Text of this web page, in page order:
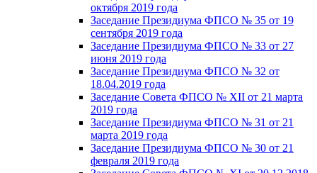
октября 2019 года
Заседание Президиума ФПСО № 35 от 19
сентября 2019 года
Заседание Президиума ФПСО № 33 от 27
июня 2019 года
Заседание Президиума ФПСО № 32 от
18.04.2019 года
Заседание Совета ФПСО № XII от 21 марта
2019 года
Заседание Президиума ФПСО № 31 от 21
марта 2019 года
Заседание Президиума ФПСО № 30 от 21
февраля 2019 года